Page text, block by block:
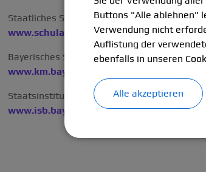
Staatliches Schulamt im Landkreis München:
www.schulamt.landkreis-muenchen.de
Bayerisches Staatsministerium für Bildung
www.km.bayern.de
Staatsinstitut für Schulqualität und
www.isb.bayern.de
Buttons "Alle ablehnen"
Verwendung nicht
Auflistung der
ebenfalls in unseren
Alle akzeptieren